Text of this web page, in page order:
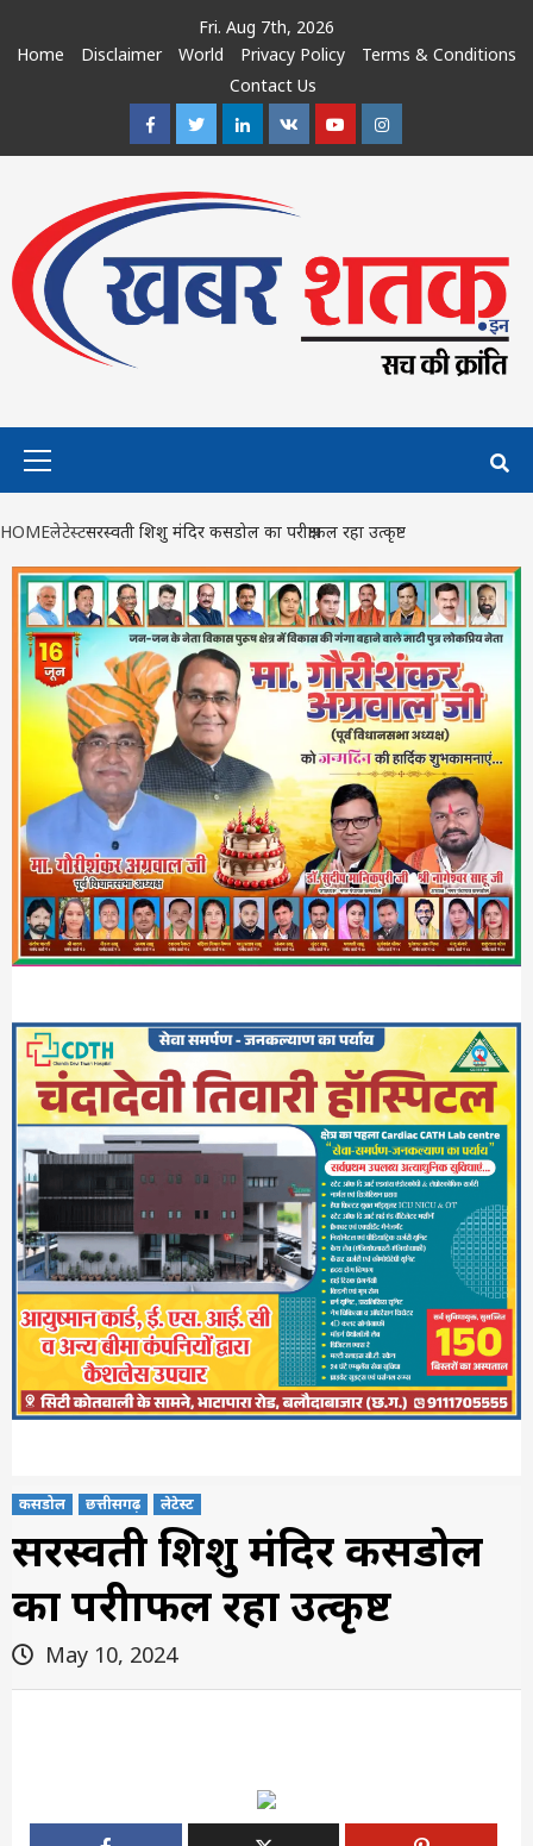
Fri. Aug 7th, 2026
Home
Disclaimer World Privacy Policy
Terms & Conditions
Contact Us
FacebookTwitterLinkedin
VK YoutubeInstagram
HOMEलेटेस्टसरस्वती शिशु मंदिर कसडोल का परीक्षाफल रहा उत्कृष्ट
कसडोल छत्तीसगढ़ लेटेस्ट
सरस्वती शिशु मंदिर कसडोल
का परीक्षाफल रहा उत्कृष्ट
May 10, 2024